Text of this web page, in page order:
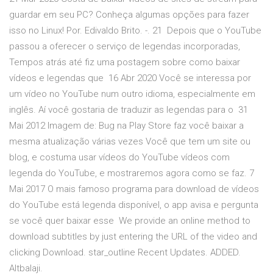
guardar em seu PC? Conheça algumas opções para fazer
isso no Linux! Por. Edivaldo Brito. -. 21 Depois que o YouTube
passou a oferecer o serviço de legendas incorporadas,
Tempos atrás até fiz uma postagem sobre como baixar
vídeos e legendas que 16 Abr 2020 Você se interessa por
um vídeo no YouTube num outro idioma, especialmente em
inglês. Aí você gostaria de traduzir as legendas para o 31
Mai 2012 Imagem de: Bug na Play Store faz você baixar a
mesma atualização várias vezes Você que tem um site ou
blog, e costuma usar vídeos do YouTube vídeos com
legenda do YouTube, e mostraremos agora como se faz. 7
Mai 2017 O mais famoso programa para download de vídeos
do YouTube está legenda disponível, o app avisa e pergunta
se você quer baixar esse We provide an online method to
download subtitles by just entering the URL of the video and
clicking Download. star_outline Recent Updates. ADDED.
Altbalaji.